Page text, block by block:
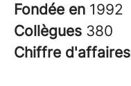
Fondée en 1992
Collègues 380
Chiffre d'affaires